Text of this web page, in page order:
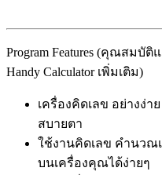
Program Features (คุณสมบั
Handy Calculator เพิ่มเติม)
เครื่องคิดเลข อย่างง่า
สบายตา
ใช้งานคิดเลข คำนวณ
บนเครื่องคุณได้ง่ายๆ